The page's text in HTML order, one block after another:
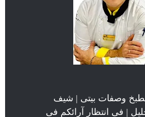
وصفات بيتى | شيف
| فى انتظار آرائكم فى